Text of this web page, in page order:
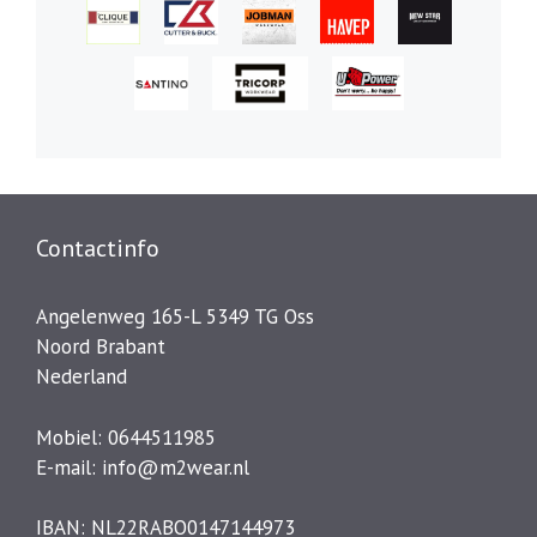
Contactinfo
Angelenweg 165-L 5349 TG Oss
Noord Brabant
Nederland
Mobiel: 0644511985
E-mail: info@m2wear.nl
IBAN: NL22RABO0147144973